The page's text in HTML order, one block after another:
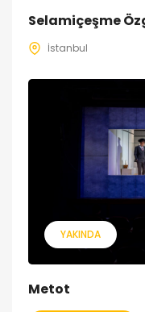
Selamiçeşme
İstanbul
YAKINDA
Metot